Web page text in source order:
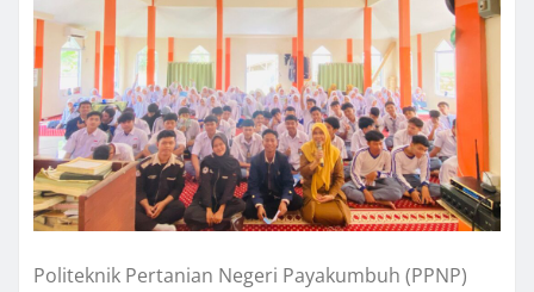
Politeknik Pertanian Negeri Payakumbuh (PPNP)